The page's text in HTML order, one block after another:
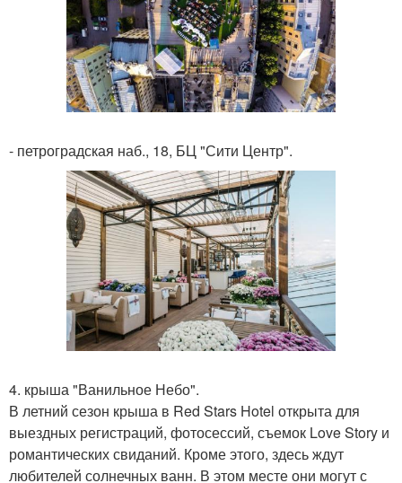
- петроградская наб., 18, БЦ "Сити Центр".
4. крыша "Ванильное Небо".
В летний сезон крыша в Red Stars Hotel открыта для
выездных регистраций, фотосессий, съемок Love Story и
романтических свиданий. Кроме этого, здесь ждут
любителей солнечных ванн. В этом месте они могут с